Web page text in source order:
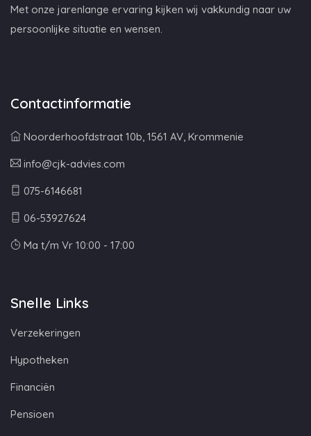
Met onze jarenlange ervaring kijken wij vakkundig naar uw
persoonlijke situatie en wensen.
Contactinformatie
Noorderhoofdstraat 10b, 1561 AV, Krommenie
info@cjk-advies.com
075-6146681
06-53927624
Ma t/m Vr 10:00 - 17:00
Snelle Links
Verzekeringen
Hypotheken
Financiën
Pensioen